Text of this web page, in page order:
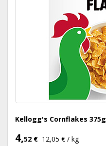
Kellogg's Cornflakes 375g
4,52 € 12,05 € / kg